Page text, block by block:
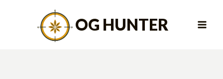
OG HUNTER